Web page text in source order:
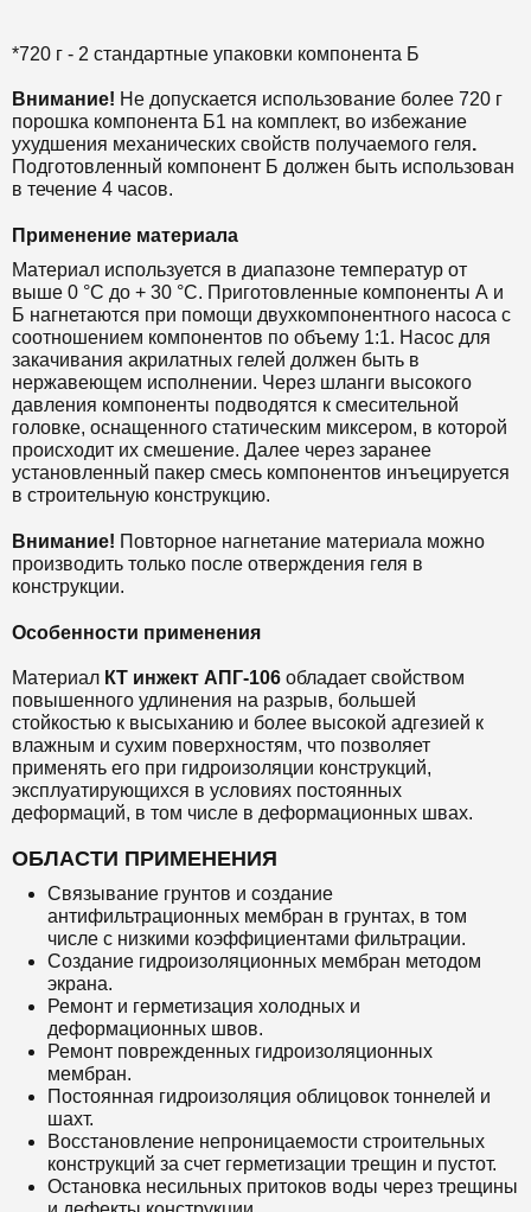
*720 г - 2 стандартные упаковки компонента Б
Внимание! Не допускается использование более 720 г
порошка компонента Б1 на комплект, во избежание
ухудшения механических свойств получаемого геля.
Подготовленный компонент Б должен быть использован
в течение 4 часов.
Применение материала
Материал используется в диапазоне температур от
выше 0 °С до + 30 °С. Приготовленные компоненты А и
Б нагнетаются при помощи двухкомпонентного насоса с
соотношением компонентов по объему 1:1. Насос для
закачивания акрилатных гелей должен быть в
нержавеющем исполнении. Через шланги высокого
давления компоненты подводятся к смесительной
головке, оснащенного статическим миксером, в которой
происходит их смешение. Далее через заранее
установленный пакер смесь компонентов инъецируется
в строительную конструкцию.
Внимание! Повторное нагнетание материала можно
производить только после отверждения геля в
конструкции.
Особенности применения
Материал КТ инжект АПГ-106 обладает свойством
повышенного удлинения на разрыв, большей
стойкостью к высыханию и более высокой адгезией к
влажным и сухим поверхностям, что позволяет
применять его при гидроизоляции конструкций,
эксплуатирующихся в условиях постоянных
деформаций, в том числе в деформационных швах.
ОБЛАСТИ ПРИМЕНЕНИЯ
Связывание грунтов и создание
антифильтрационных мембран в грунтах, в том
числе с низкими коэффициентами фильтрации.
Создание гидроизоляционных мембран методом
экрана.
Ремонт и герметизация холодных и
деформационных швов.
Ремонт поврежденных гидроизоляционных
мембран.
Постоянная гидроизоляция облицовок тоннелей и
шахт.
Восстановление непроницаемости строительных
конструкций за счет герметизации трещин и пустот.
Остановка несильных притоков воды через трещины